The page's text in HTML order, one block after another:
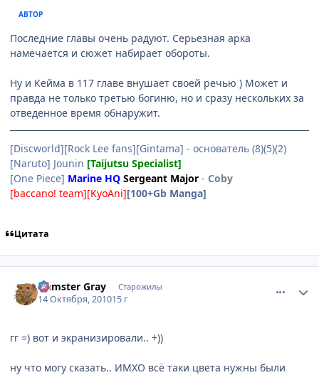
АВТОР
Последние главы очень радуют. Серьезная арка
намечается и сюжет набирает обороты.
Ну и Кейма в 117 главе внушает своей речью ) Может и
правда не только третью богиню, но и сразу нескольких за
отведенное время обнаружит.
[Discworld][Rock Lee fans][Gintama] - основатель (8)(5)(2)
[Naruto] Jounin [Taijutsu Specialist]
[One Piece] Marine HQ Sergeant Major - Coby
[baccano! team][KyoAni][100+Gb Manga]
Цитата
Hamster Gray Старожилы
14 Октября, 201015 г
гг =) вот и экранизировали.. +))
ну что могу сказать.. ИМХО всё таки цвета нужны были